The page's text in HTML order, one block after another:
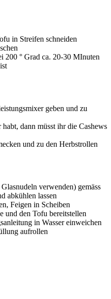
in Streifen schneiden
200 ° Grad ca. 20-30 MInuten
geben und zu
dann müsst ihr die Cashews
und zu den Herbstrollen
verwenden) gemäss
abkühlen lassen
Feigen in Scheiben
und den Tofu bereitstellen
in Wasser einweichen
aufrollen